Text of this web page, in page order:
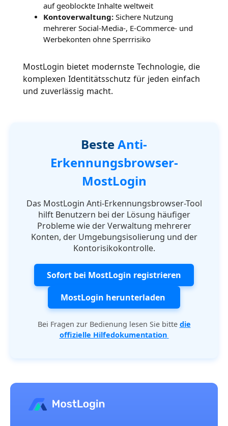
auf geoblockte Inhalte weltweit
Kontoverwaltung: Sichere Nutzung
mehrerer Social-Media-, E-Commerce- und
Werbekonten ohne Sperrrisiko
MostLogin bietet modernste Technologie, die
komplexen Identitätsschutz für jeden einfach
und zuverlässig macht.
BesteAnti-
Erkennungsbrowser-
MostLogin
Das MostLogin Anti-Erkennungsbrowser-Tool
hilft Benutzern bei der Lösung häufiger
Probleme wie der Verwaltung mehrerer
Konten, der Umgebungsisolierung und der
Kontorisikokontrolle.
Sofort bei MostLogin registrieren
MostLogin herunterladen
Bei Fragen zur Bedienung lesen Sie bitte die
offizielle Hilfedokumentation